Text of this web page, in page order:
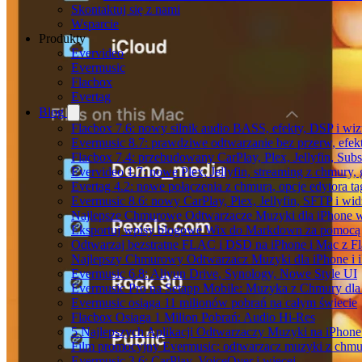
Skontaktuj się z nami
Wsparcie
Produkty
Evervideo
Evermusic
Flacbox
Evertag
Blog
Flacbox 7.6: nowy silnik audio BASS, efekty, DSP i
Evermusic 8.7: prawdziwe odtwarzanie bez przerw,
Flacbox 7.4: przebudowany CarPlay, Plex, Jellyfin,
Evervideo 1.7: nowe Plex, Jellyfin, streaming z chmury,
Evertag 4.2: nowe połączenia z chmurą, opcje edytora
Evermusic 8.6: nowy CarPlay, Plex, Jellyfin, SFTP i
Najlepsze Chmurowe Odtwarzacze Muzyki dla iPhone
Eksportuj wpisy blogowe Wix do Markdown za
Odtwarzaj bezstratne FLAC i DSD na iPhone i Mac z
Najlepszy Chmurowy Odtwarzacz Muzyki dla iPhone i
Evermusic 6.8: Aliyun Drive, Synology, Nowe Style UI
Evermusic Pro na Setapp Mobile: Muzyka z Chmury
Evermusic osiąga 11 milionów pobrań na całym świecie
Flacbox Osiąga 1 Milion Pobrań: Audio Hi-Res
5 Najlepszych Aplikacji Odtwarzaczy Muzyki na
Film promocyjny Evermusic: odtwarzacz muzyki z